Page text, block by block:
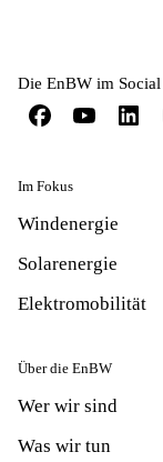
Die EnBW im Social
Im Fokus
Windenergie
Solarenergie
Elektromobilität
Über die EnBW
Wer wir sind
Was wir tun